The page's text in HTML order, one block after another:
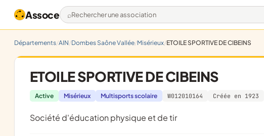
Assoce Rechercher une association
Départements AIN Dombes Saône Vallée Misérieux ETOILE SPORTIVE DE CIBEINS
ETOILE SPORTIVE DE CIBEINS
Active Misérieux Multisports scolaire W012010164 Créée en 1923
société d'éducation physique et de tir